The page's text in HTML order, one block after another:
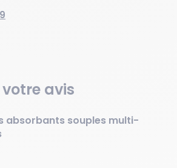
votre avis
absorbants souples multi-